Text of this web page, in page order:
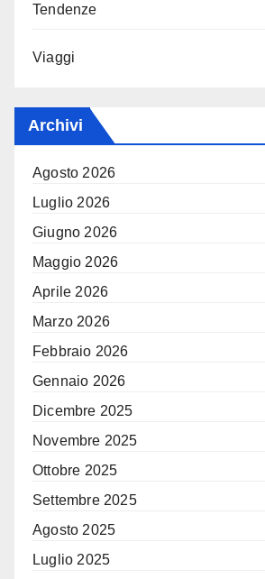
Tendenze
Viaggi
Archivi
Agosto 2026
Luglio 2026
Giugno 2026
Maggio 2026
Aprile 2026
Marzo 2026
Febbraio 2026
Gennaio 2026
Dicembre 2025
Novembre 2025
Ottobre 2025
Settembre 2025
Agosto 2025
Luglio 2025